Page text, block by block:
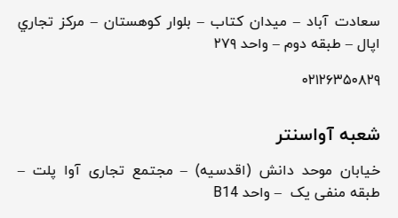
سعادت آباد – ميدان كتاب – بلوار كوهستان – مركز تجاري
اپال – طبقه دوم – واحد ۲۷۹
۰۲۱۲۶۳۵۰۸۲۹
شعبه آواسنتر
خیابان موحد دانش (اقدسیه) – مجتمع تجاری آوا پلت –
طبقه منفی یک – واحد B14